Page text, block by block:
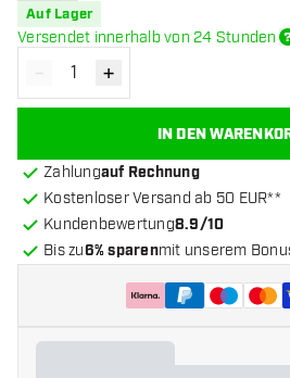
Auf Lager
Versendet innerhalb von 24 Stunden
Menge verringern
- Menge erhöhen
+
IN DEN
Zahlungauf Rechnung
Kostenloser Versand ab 50 EUR**
Kundenbewertung8.9/10
Bis zu6% sparenmit unserem